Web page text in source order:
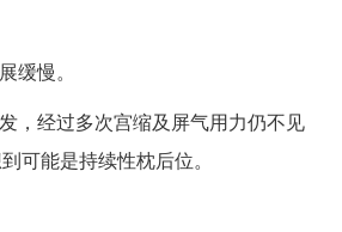
缓慢。
，经过多次宫缩及屏气用力仍不见
可能是持续性枕后位。